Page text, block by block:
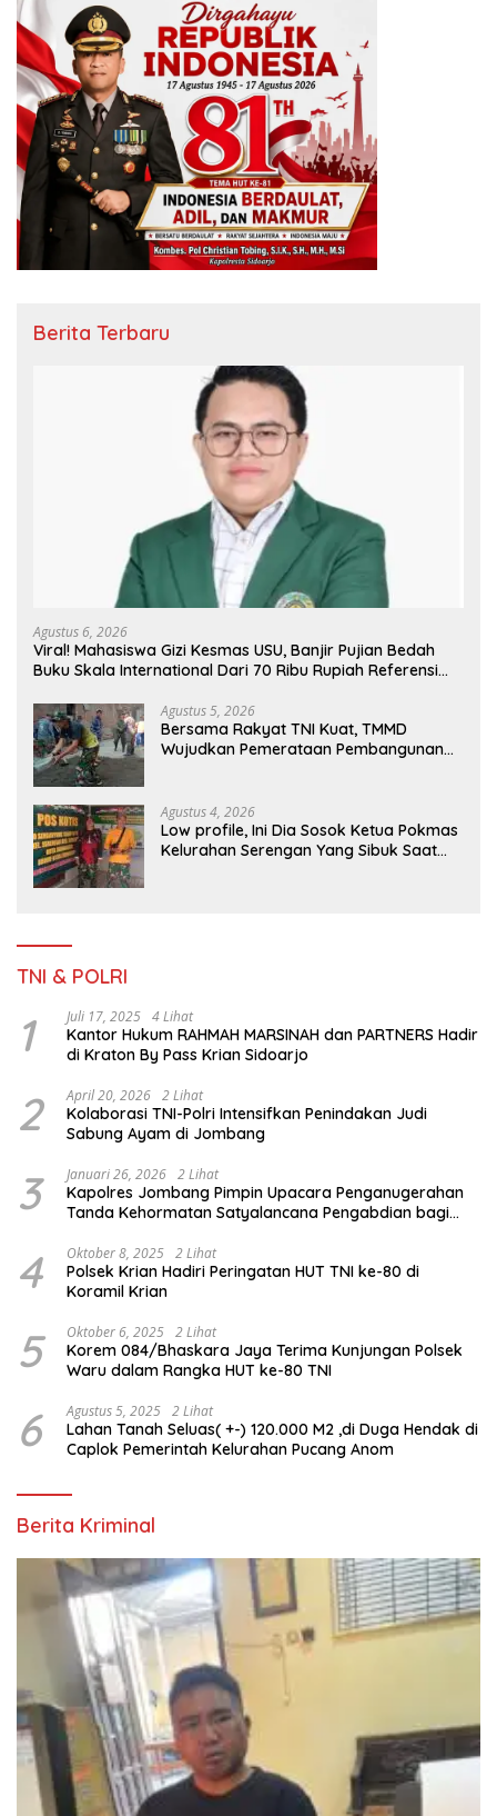
Berita Terbaru
Agustus 6, 2026
Viral! Mahasiswa Gizi Kesmas USU, Banjir Pujian Bedah
Buku Skala International Dari 70 Ribu Rupiah Referensi
Agustus 5, 2026
Bersama Rakyat TNI Kuat, TMMD
Wujudkan Pemerataan Pembangunan
Agustus 4, 2026
Low profile, Ini Dia Sosok Ketua Pokmas
Kelurahan Serengan Yang Sibuk Saat
TNI & POLRI
1 Juli 17, 2025 4 Lihat
Kantor Hukum RAHMAH MARSINAH dan PARTNERS Hadir
di Kraton By Pass Krian Sidoarjo
2 April 20, 2026 2 Lihat
Kolaborasi TNI-Polri Intensifkan Penindakan Judi
Sabung Ayam di Jombang
3 Januari 26, 2026 2 Lihat
Kapolres Jombang Pimpin Upacara Penganugerahan
Tanda Kehormatan Satyalancana Pengabdian bagi
4 Oktober 8, 2025 2 Lihat
Polsek Krian Hadiri Peringatan HUT TNI ke-80 di
Koramil Krian
5 Oktober 6, 2025 2 Lihat
Korem 084/Bhaskara Jaya Terima Kunjungan Polsek
6 Agustus 5, 2025 2 Lihat
Lahan Tanah Seluas( +-) 120.000 M2 ,di Duga Hendak di
Caplok Pemerintah Kelurahan Pucang Anom
Berita Kriminal